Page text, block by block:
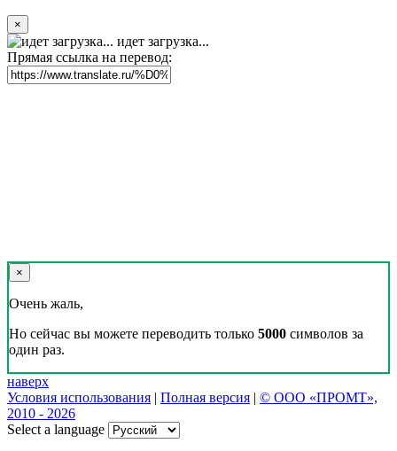
×
идет загрузка...
Прямая ссылка на перевод:
×
Очень жаль,
Но сейчас вы можете переводить только 5000 символов за
один раз.
наверх
Условия использования | Полная версия | © ООО «ПРОМТ»,
2010 - 2026
Select a language